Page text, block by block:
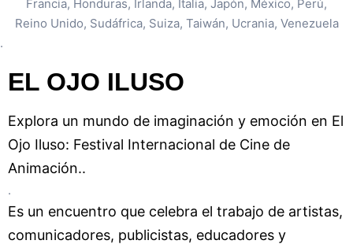
Francia, Honduras, Irlanda, Italia, Japón, México, Perú,
Reino Unido, Sudáfrica, Suiza, Taiwán, Ucrania, Venezuela
.
EL OJO ILUSO
Explora un mundo de imaginación y emoción en El
Ojo Iluso: Festival Internacional de Cine de
Animación..
.
Es un encuentro que celebra el trabajo de artistas,
comunicadores, publicistas, educadores y